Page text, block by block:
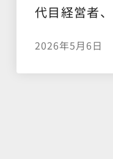
代目経営者
2026年5月6日